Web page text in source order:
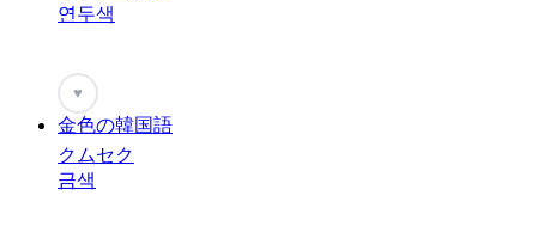
연두색
♥
金色の韓国語
クムセク
금색